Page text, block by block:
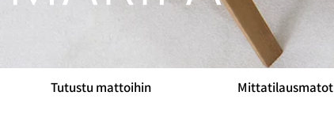
Tutustu mattoihin Mittatilausmatot